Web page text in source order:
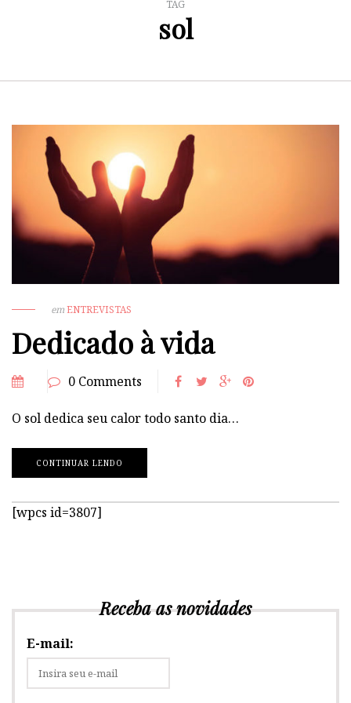
TAG
sol
emENTREVISTAS
Dedicado à vida
0 Comments
O sol dedica seu calor todo santo dia…
CONTINUAR LENDO
[wpcs id=3807]
Receba as novidades
E-mail: